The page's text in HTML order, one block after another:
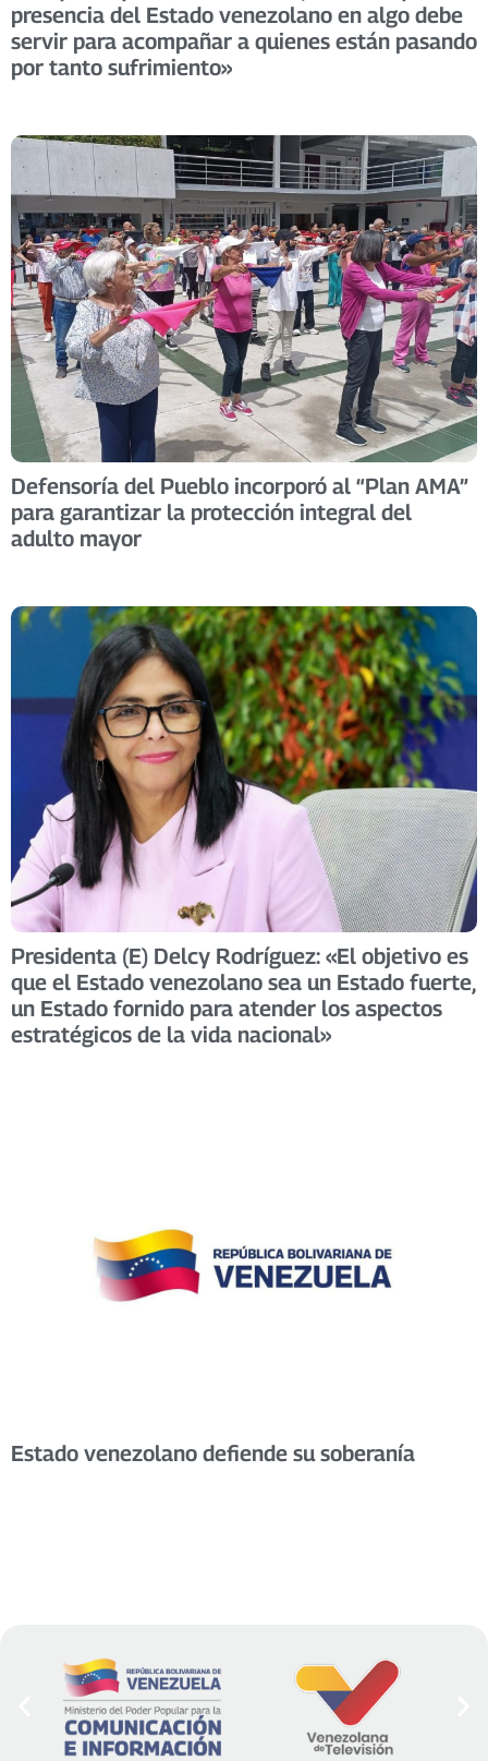
presencia del Estado venezolano en algo debe
servir para acompañar a quienes están pasando
por tanto sufrimiento»
Defensoría del Pueblo incorporó al “Plan AMA”
para garantizar la protección integral del
adulto mayor
Presidenta (E) Delcy Rodríguez: «El objetivo es
que el Estado venezolano sea un Estado fuerte,
un Estado fornido para atender los aspectos
estratégicos de la vida nacional»
Estado venezolano defiende su soberanía